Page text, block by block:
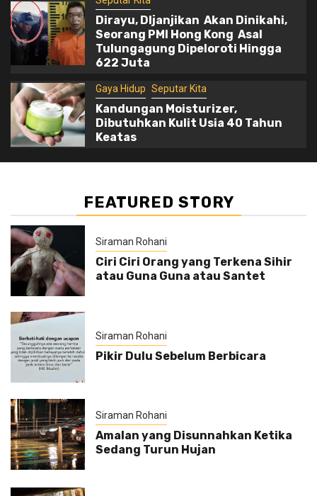
Dirayu, DIjanjikan Akan Dinikahi,
Seorang PMI Hong Kong Asal
Tulungagung Dipeloroti Hingga
622 Juta
Gaya Hidup Seputar Kita
Kandungan Moisturizer,
Dibutuhkan Kulit Usia 40 Tahun
Keatas
FEATURED STORY
Siraman Rohani
Ciri Ciri Orang yang Terkena Sihir
atau Guna Guna atau Santet
Siraman Rohani
Pikir Dulu Sebelum Berbicara
Siraman Rohani
Amalan yang Disunnahkan Ketika
Sedang Turun Hujan